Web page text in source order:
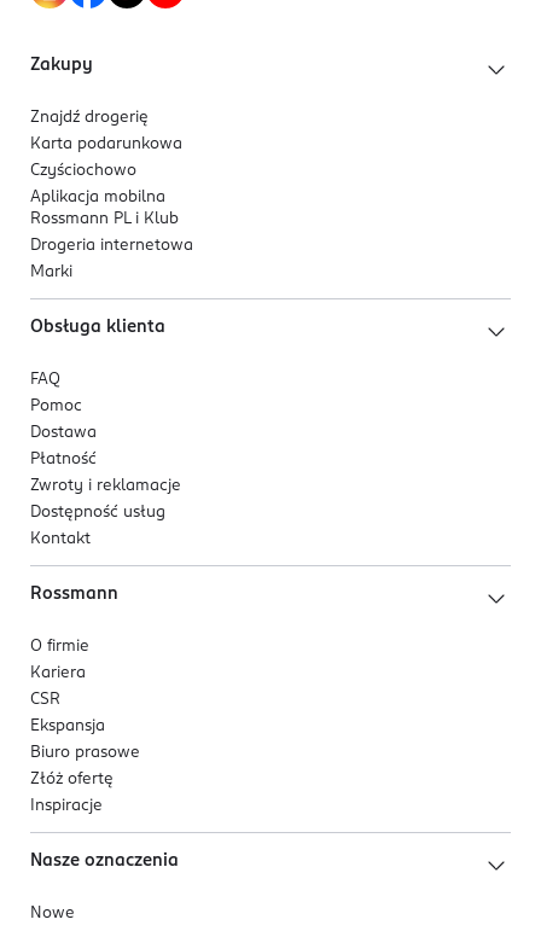
Zakupy
Znajdź drogerię
Karta podarunkowa
Czyściochowo
Aplikacja mobilna
Rossmann PL i Klub
Drogeria internetowa
Marki
Obsługa klienta
FAQ
Pomoc
Dostawa
Płatność
Zwroty i reklamacje
Dostępność usług
Kontakt
Rossmann
O firmie
Kariera
CSR
Ekspansja
Biuro prasowe
Złóż ofertę
Inspiracje
Nasze oznaczenia
Nowe